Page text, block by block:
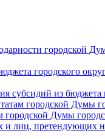
городской
городского
субсидий из
городской Думы
городской Думы
лиц, претендующих